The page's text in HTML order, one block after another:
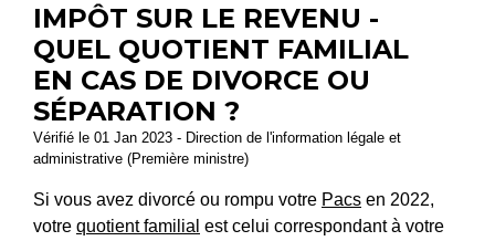
IMPÔT SUR LE REVENU -
QUEL QUOTIENT FAMILIAL
EN CAS DE DIVORCE OU
SÉPARATION ?
Vérifié le 01 Jan 2023 - Direction de l'information légale et
administrative (Première ministre)
Si vous avez divorcé ou rompu votre Pacs en 2022,
votre quotient familial est celui correspondant à votre